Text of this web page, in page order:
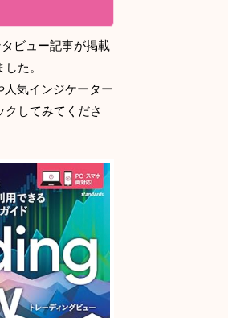
ビュー記事が掲載
た。
気インジケーター
してみてくださ